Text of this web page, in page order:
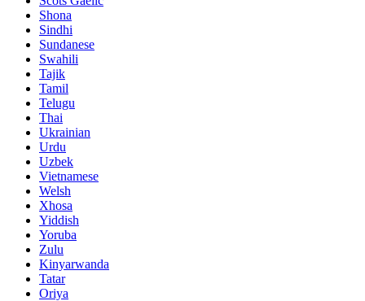
Shona
Sindhi
Sundanese
Swahili
Tajik
Tamil
Telugu
Thai
Ukrainian
Urdu
Uzbek
Vietnamese
Welsh
Xhosa
Yiddish
Yoruba
Zulu
Kinyarwanda
Tatar
Oriya